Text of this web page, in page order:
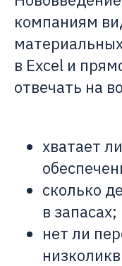
компаниям
в Excel и
отвечать на
хватает
сколько
в запасах;
нет ли